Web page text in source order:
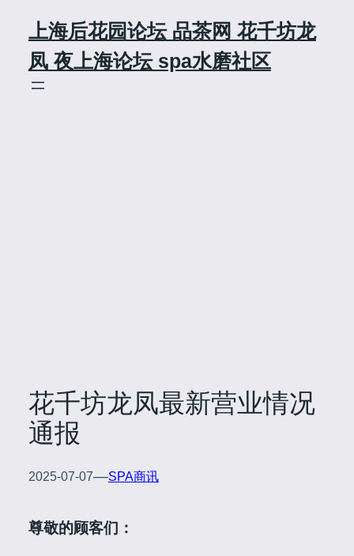
content
上海后花园论坛 品茶网 花千坊龙
凤 夜上海论坛 spa水磨社区
花千坊龙凤最新营业情况
通报
2025-07-07—SPA商讯
尊敬的顾客们：